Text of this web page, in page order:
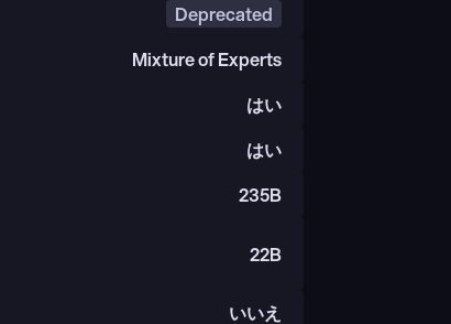
Deprecated
Mixture of Experts
はい
はい
235B
22B
いいえ